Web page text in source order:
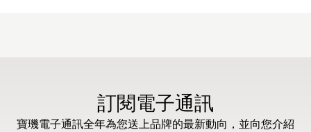
訂閱電子通訊
寶璣電子通訊全年為您送上品牌的最新動向，並向您介紹